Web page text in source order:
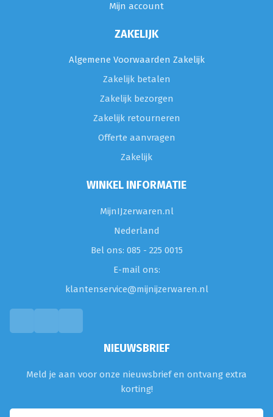
Mijn account
ZAKELIJK
Algemene Voorwaarden Zakelijk
Zakelijk betalen
Zakelijk bezorgen
Zakelijk retourneren
Offerte aanvragen
Zakelijk
WINKEL INFORMATIE
MijnIJzerwaren.nl
Nederland
Bel ons: 085 - 225 0015
E-mail ons:
klantenservice@mijnijzerwaren.nl
NIEUWSBRIEF
Meld je aan voor onze nieuwsbrief en ontvang extra
korting!